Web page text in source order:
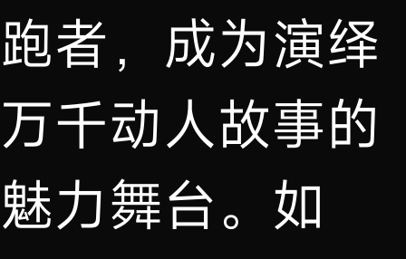
跑者，成为演绎
万千动人故事的
魅力舞台。如